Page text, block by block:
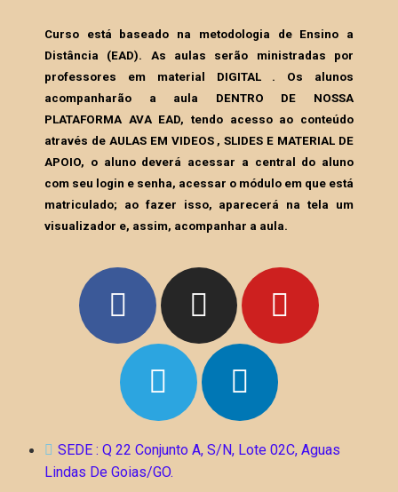
Curso está baseado na metodologia de Ensino a
Distância (EAD). As aulas serão ministradas por
professores em material DIGITAL . Os alunos
acompanharão a aula DENTRO DE NOSSA
PLATAFORMA AVA EAD, tendo acesso ao conteúdo
através de AULAS EM VIDEOS , SLIDES E MATERIAL DE
APOIO, o aluno deverá acessar a central do aluno
com seu login e senha, acessar o módulo em que está
matriculado; ao fazer isso, aparecerá na tela um
visualizador e, assim, acompanhar a aula.
SEDE : Q 22 Conjunto A, S/N, Lote 02C, Aguas
Lindas De Goias/GO.